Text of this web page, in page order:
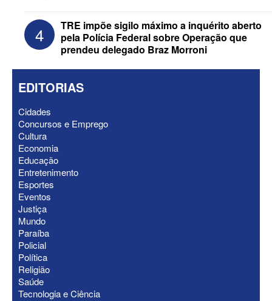
ELEIÇÕES 2026 - Após reunião na
Granja Santana, chapa governista vai
sem vice para convenção
4
TRE impõe sigilo máximo a inquérito aberto
pela Polícia Federal sobre Operação que
prendeu delegado Braz Morroni
EDITORIAS
Cidades
Concursos e Emprego
Cultura
Economia
Educação
Entretenimento
Esportes
Eventos
Justiça
Mundo
Paraíba
Policial
Política
Religião
Saúde
Tecnologia e Ciência